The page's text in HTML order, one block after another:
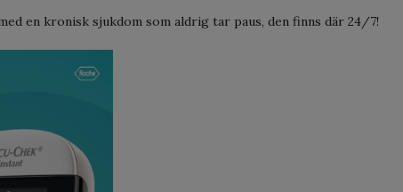
en kronisk sjukdom som aldrig tar paus, den finns där 24/7!